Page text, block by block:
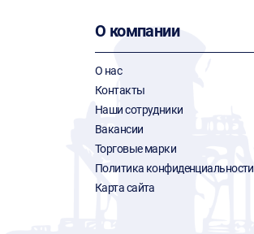
О компании
О нас
Контакты
Наши сотрудники
Вакансии
Торговые марки
Политика конфиденциальности
Карта сайта